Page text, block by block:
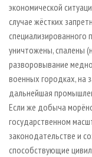
экономической
случае жёстких
специализированного
уничтожены, спалены
разворовывание
военных городках, на
дальнейшая
Если же добыча
государственном
законодательстве и
способствующие